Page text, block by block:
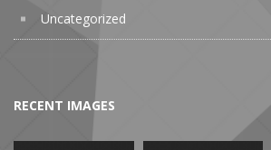
Uncategorized
RECENT IMAGES